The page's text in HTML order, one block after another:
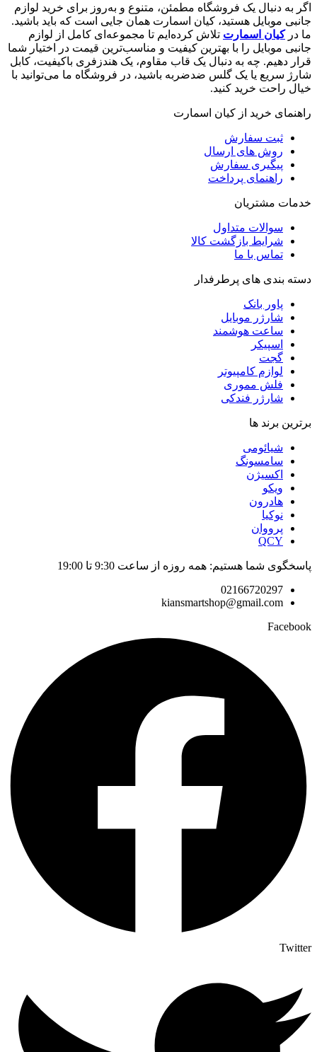
اگر به دنبال یک فروشگاه مطمئن، متنوع و به‌روز برای خرید لوازم
جانبی موبایل هستید، کیان اسمارت همان جایی است که باید باشید.
ما درکیان اسمارت تلاش کرده‌ایم تا مجموعه‌ای کامل از لوازم
جانبی موبایل را با بهترین کیفیت و مناسب‌ترین قیمت در اختیار شما
قرار دهیم. چه به دنبال یک قاب مقاوم، یک هندزفری باکیفیت، کابل
شارژ سریع یا یک گلس ضدضربه باشید، در فروشگاه ما می‌توانید با
خیال راحت خرید کنید.
راهنمای خرید از کیان اسمارت
ثبت سفارش
روش‌ های ارسال
پیگیری سفارش
راهنمای پرداخت
خدمات مشتریان
سوالات متداول
شرایط بازگشت کالا
تماس با ما
دسته بندی های پرطرفدار
پاور بانک
شارژر موبایل
ساعت هوشمند
اسپیکر
گجت
لوازم کامپیوتر
فلش مموری
شارژر فندکی
برترین برند ها
شیائومی
سامسونگ
اکسیژن
ویکو
هادرون
نوکیا
پرووان
QCY
پاسخگوی شما هستیم: همه روزه از ساعت 9:30 تا 19:00
02166720297
kiansmartshop@gmail.com
Facebook
Twitter